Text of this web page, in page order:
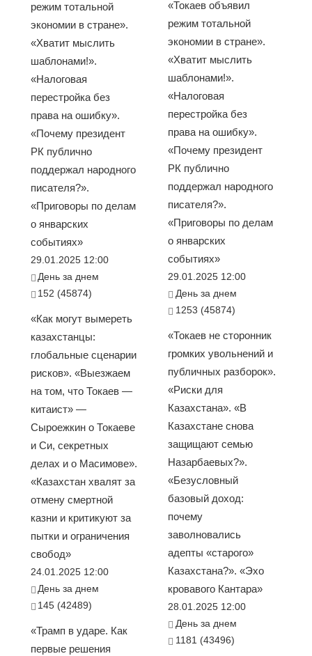
режим тотальной
экономии в стране».
«Хватит мыслить
шаблонами!».
«Налоговая
перестройка без
права на ошибку».
«Почему президент
РК публично
поддержал народного
писателя?».
«Приговоры по делам
о январских
событиях»
29.01.2025 12:00
День за днем
152 (45874)
«Как могут вымереть
казахстанцы:
глобальные сценарии
рисков». «Выезжаем
на том, что Токаев —
китаист» —
Сыроежкин о Токаеве
и Си, секретных
делах и о Масимове».
«Казахстан хвалят за
отмену смертной
казни и критикуют за
пытки и ограничения
свобод»
24.01.2025 12:00
День за днем
145 (42489)
«Трамп в ударе. Как
первые решения
«Токаев объявил
режим тотальной
экономии в стране».
«Хватит мыслить
шаблонами!».
«Налоговая
перестройка без
права на ошибку».
«Почему президент
РК публично
поддержал народного
писателя?».
«Приговоры по делам
о январских
событиях»
29.01.2025 12:00
День за днем
1253 (45874)
«Токаев не сторонник
громких увольнений и
публичных разборок».
«Риски для
Казахстана». «В
Казахстане снова
защищают семью
Назарбаевых?».
«Безусловный
базовый доход:
почему
заволновались
адепты «старого»
Казахстана?». «Эхо
кровавого Кантара»
28.01.2025 12:00
День за днем
1181 (43496)